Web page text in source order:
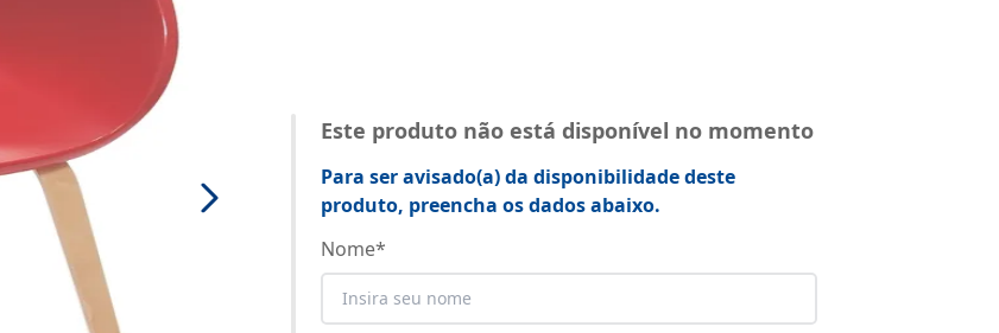
Este produto não está disponível no momento
Para ser avisado(a) da disponibilidade deste
produto, preencha os dados abaixo.
Nome*